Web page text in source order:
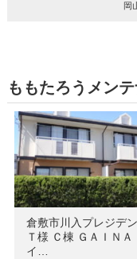
岡
ももたろうメン
倉敷市川入プレジデ
Ｔ様 Ｃ棟 ＧＡＩＮＡ
イ…